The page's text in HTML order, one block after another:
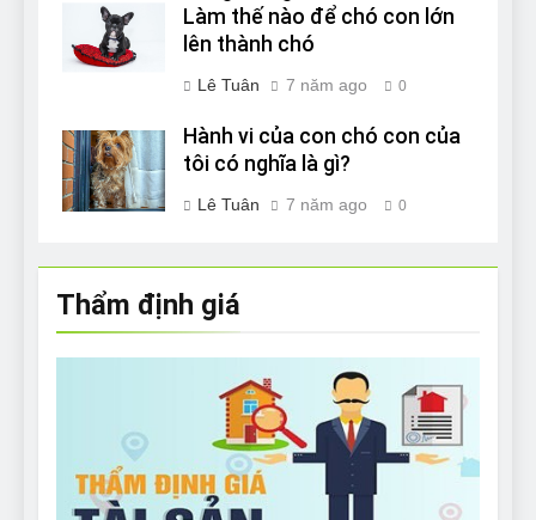
Làm thế nào để chó con lớn
lên thành chó
Lê Tuân 7 năm ago 0
Hành vi của con chó con của
tôi có nghĩa là gì?
Lê Tuân 7 năm ago 0
Thẩm định giá